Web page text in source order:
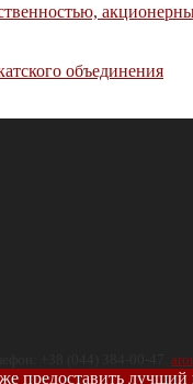
объединения
предоставить